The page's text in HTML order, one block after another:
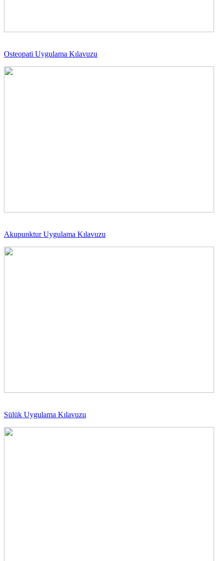
Osteopati Uygulama Kılavuzu
Akupunktur Uygulama Kılavuzu
Sülük Uygulama Kılavuzu